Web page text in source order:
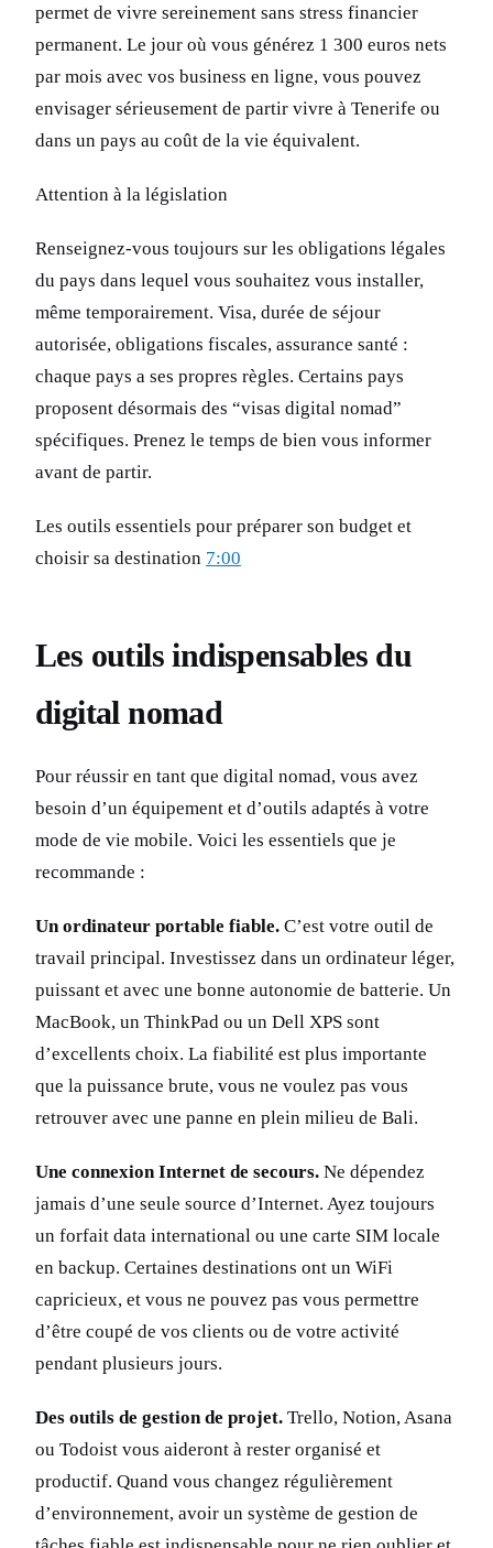
permet de vivre sereinement sans stress financier
permanent. Le jour où vous générez 1 300 euros nets
par mois avec vos business en ligne, vous pouvez
envisager sérieusement de partir vivre à Tenerife ou
dans un pays au coût de la vie équivalent.
Attention à la législation
Renseignez-vous toujours sur les obligations légales
du pays dans lequel vous souhaitez vous installer,
même temporairement. Visa, durée de séjour
autorisée, obligations fiscales, assurance santé :
chaque pays a ses propres règles. Certains pays
proposent désormais des “visas digital nomad”
spécifiques. Prenez le temps de bien vous informer
avant de partir.
Les outils essentiels pour préparer son budget et
choisir sa destination 7:00
Les outils indispensables du
digital nomad
Pour réussir en tant que digital nomad, vous avez
besoin d’un équipement et d’outils adaptés à votre
mode de vie mobile. Voici les essentiels que je
recommande :
Un ordinateur portable fiable. C’est votre outil de
travail principal. Investissez dans un ordinateur léger,
puissant et avec une bonne autonomie de batterie. Un
MacBook, un ThinkPad ou un Dell XPS sont
d’excellents choix. La fiabilité est plus importante
que la puissance brute, vous ne voulez pas vous
retrouver avec une panne en plein milieu de Bali.
Une connexion Internet de secours. Ne dépendez
jamais d’une seule source d’Internet. Ayez toujours
un forfait data international ou une carte SIM locale
en backup. Certaines destinations ont un WiFi
capricieux, et vous ne pouvez pas vous permettre
d’être coupé de vos clients ou de votre activité
pendant plusieurs jours.
Des outils de gestion de projet. Trello, Notion, Asana
ou Todoist vous aideront à rester organisé et
productif. Quand vous changez régulièrement
d’environnement, avoir un système de gestion de